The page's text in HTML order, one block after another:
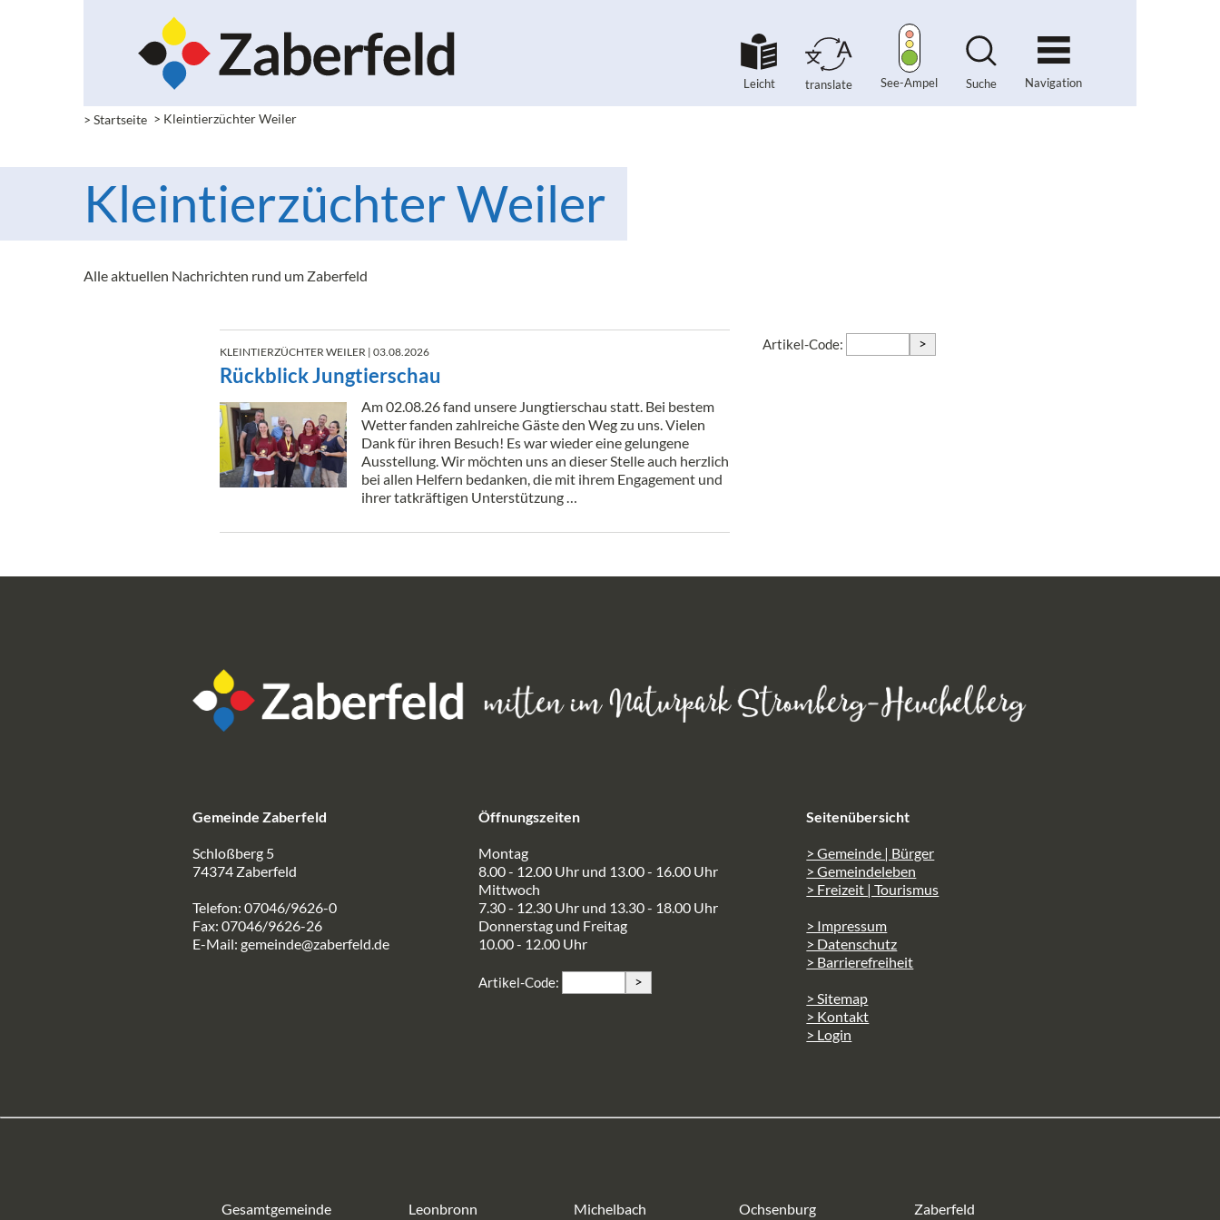
Leicht translate See-Ampel Suche Navigation
> Startseite > Kleintierzüchter Weiler
Kleintierzüchter Weiler
Alle aktuellen Nachrichten rund um Zaberfeld
KLEINTIERZÜCHTER WEILER| 03.08.2026
Rückblick Jungtierschau
Am 02.08.26 fand unsere Jungtierschau statt. Bei bestem
Wetter fanden zahlreiche Gäste den Weg zu uns. Vielen
Dank für ihren Besuch! Es war wieder eine gelungene
Ausstellung. Wir möchten uns an dieser Stelle auch herzlich
bei allen Helfern bedanken, die mit ihrem Engagement und
ihrer tatkräftigen Unterstützung …
Artikel-Code: >
Gemeinde Zaberfeld
Schloßberg 5
74374 Zaberfeld
Telefon: 07046/9626-0
Fax: 07046/9626-26
E-Mail: gemeinde@zaberfeld.de
Öffnungszeiten
Montag
8.00 - 12.00 Uhr und 13.00 - 16.00 Uhr
Mittwoch
7.30 - 12.30 Uhr und 13.30 - 18.00 Uhr
Donnerstag und Freitag
10.00 - 12.00 Uhr
Artikel-Code: >
Seitenübersicht
> Gemeinde | Bürger
> Gemeindeleben
> Freizeit | Tourismus
> Impressum
> Datenschutz
> Barrierefreiheit
> Sitemap
> Kontakt
> Login
Gesamtgemeinde Leonbronn Michelbach Ochsenburg Zaberfeld